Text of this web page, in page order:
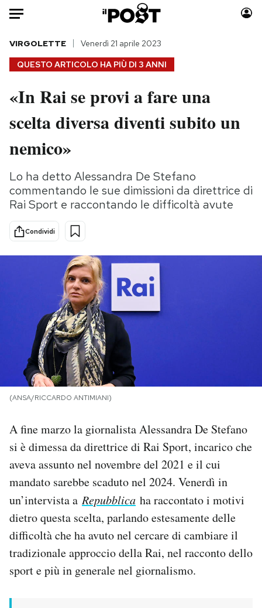
Auto
HOME
Italia
Politica
Tecnologia
Scienza
Cultura
Sport
Moda
Consumismi
Media
Europa
PODCAST
NEWSLETTER
I MIEI PREFERITI
SHOP
AREA PERSONALE
Area Personale
Newsletter
Notifiche mobile
Regala il Post
Hai bisogno di aiuto?
Esci
QUESTO ARTICOLO HA PIÙ DI 3 ANNI
VIRGOLETTE Venerdì 21 aprile 2023
«In Rai se provi a fare una
scelta diversa diventi subito un
nemico»
Lo ha detto Alessandra De Stefano
commentando le sue dimissioni da direttrice di
Rai Sport e raccontando le difficoltà avute
Condividi
(ANSA/RICCARDO ANTIMIANI)
A fine marzo la giornalista Alessandra De Stefano
si è dimessa da direttrice di Rai Sport, incarico che
aveva assunto nel novembre del 2021 e il cui
mandato sarebbe scaduto nel 2024. Venerdì in
un’intervista a Repubblica ha raccontato i motivi
dietro questa scelta, parlando estesamente delle
difficoltà che ha avuto nel cercare di cambiare il
tradizionale approccio della Rai, nel racconto dello
sport e più in generale nel giornalismo.